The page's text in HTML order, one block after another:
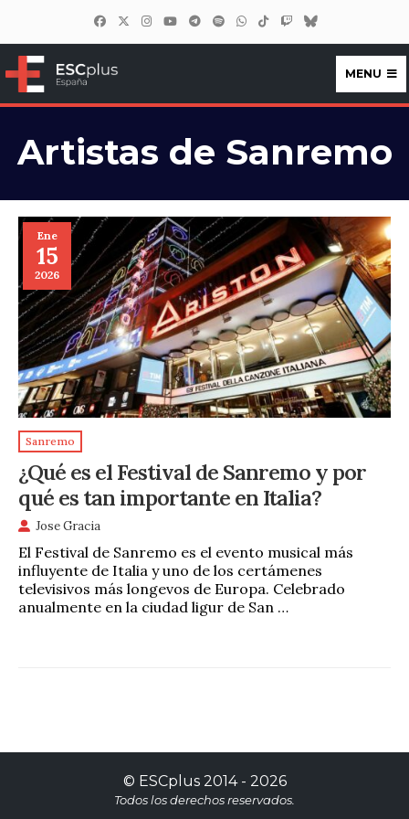
ESCplus España
MENU
Artistas de Sanremo
Ene
15
2026
Sanremo
¿Qué es el Festival de Sanremo y por
qué es tan importante en Italia?
Jose Gracia
El Festival de Sanremo es el evento musical más
influyente de Italia y uno de los certámenes
televisivos más longevos de Europa. Celebrado
anualmente en la ciudad ligur de San …
© ESCplus2014 - 2026
Todos los derechos reservados.